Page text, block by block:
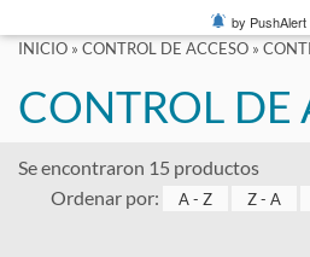
INICIO » CONTROL DE ACCESO »
CONTROL DE
Se encontraron 15 productos
Ordenar por:
A - Z Z - A
by PushAlert